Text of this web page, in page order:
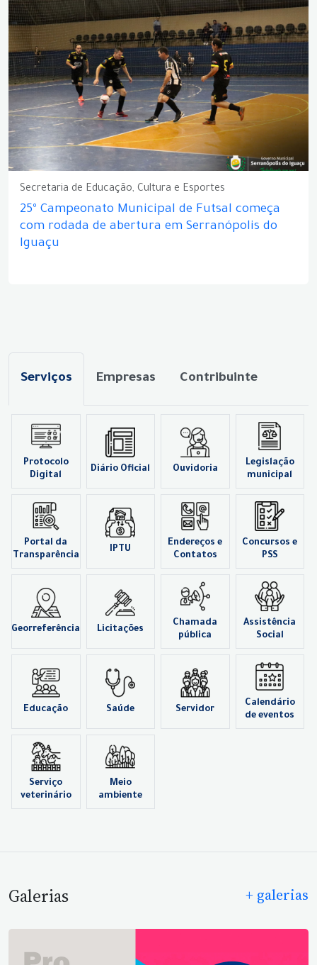
Secretaria de Educação, Cultura e Esportes
25º Campeonato Municipal de Futsal começa
com rodada de abertura em Serranópolis do
Iguaçu
Serviços Empresas Contribuinte
Protocolo
Digital
Diário Oficial Ouvidoria
Legislação
municipal
Portal da
Transparência
IPTU
Endereços e
Contatos
Concursos e
PSS
Georreferência Licitações
Chamada
pública
Assistência
Social
Educação Saúde Servidor
Calendário
de eventos
Serviço
veterinário
Meio
ambiente
Galerias + galerias